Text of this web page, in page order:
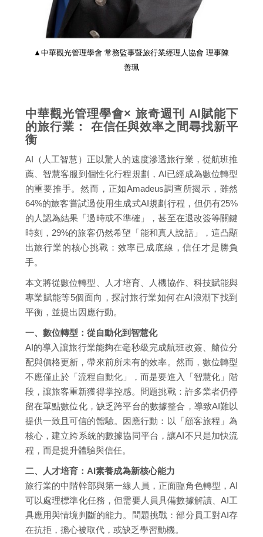
▲中華觀光管理學會 常務監事暨旅行業經理人協會 理事陳
善珮
中華觀光管理學會× 旅奇週刊 AI賦能下
的旅行業： 在信任與效率之間尋找新平
衡
AI（人工智慧）正以驚人的速度滲透旅行業，從航班推
薦、智慧客服到個性化行程規劃，AI已經成為數位轉型
的重要推手。然而，正如Amadeus調查所揭示，雖然
64%的旅客嘗試過使用生成式AI規劃行程，但仍有25%
的人認為結果「過時或不準確」，甚至在退改簽等關鍵
時刻，29%的旅客仍然希望「能和真人說話」，這凸顯
出旅行業的核心挑戰：效率已成底線，信任才是勝負
手。
本文將從數位轉型、人才培育、人機協作、科技賦能與
專業賦能等5個面向，探討旅行業如何在AI浪潮下找到
平衡，並提出因應行動。
一、數位轉型：從自動化到智慧化
AI的導入讓旅行業能夠在毫秒級完成航班改簽、艙位分
配與價格更新，帶來前所未有的效率。然而，數位轉型
不應僅止於「流程自動化」，而是要進入「智慧化」階
段，讓旅客重新獲得掌控感。問題挑戰：許多業者仍停
留在單點數位化，缺乏跨平台的數據整合，導致AI難以
提供一致且可信的體驗。因應行動：以「顧客旅程」為
核心，建立跨系統的數據協同平台，讓AI不只是加快流
程，而是提升體驗與信任。
二、人才培育：AI素養成為新核心能力
旅行業的中階幹部與第一線人員，正面臨角色轉型，AI
可以處理標準化任務，但需要人員具備數據解讀、AI工
具應用與情境判斷的能力。問題挑戰：部分員工對AI存
在抗拒，擔心被取代，或缺乏學習動機。